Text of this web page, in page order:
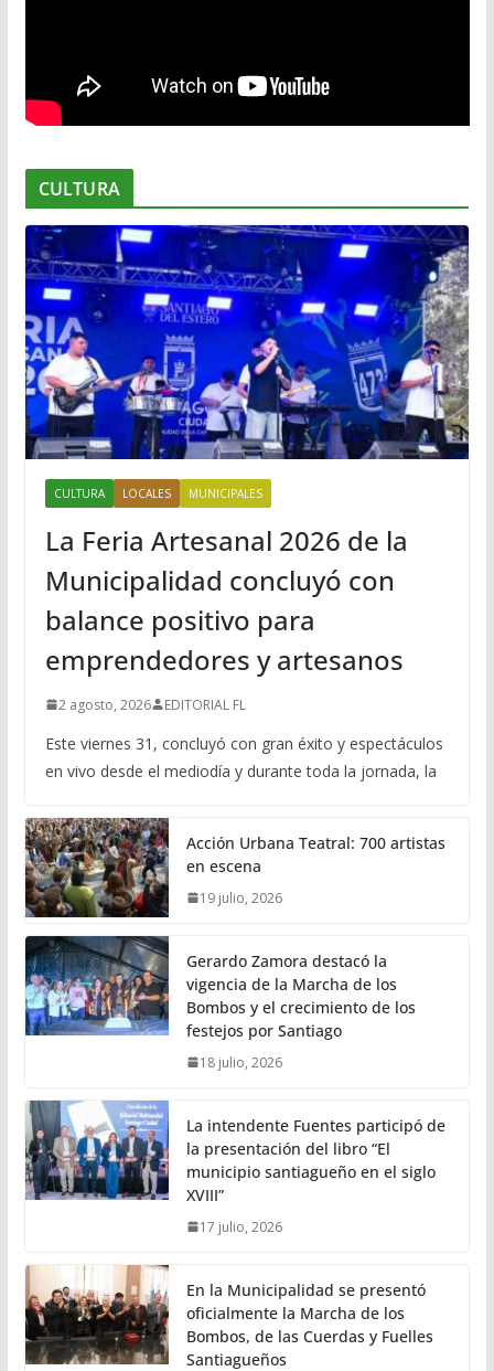
CULTURA
CULTURA LOCALES MUNICIPALES
La Feria Artesanal 2026 de la
Municipalidad concluyó con
balance positivo para
emprendedores y artesanos
2 agosto, 2026 EDITORIAL FL
Este viernes 31, concluyó con gran éxito y espectáculos
en vivo desde el mediodía y durante toda la jornada, la
Acción Urbana Teatral: 700 artistas
en escena
19 julio, 2026
Gerardo Zamora destacó la
vigencia de la Marcha de los
Bombos y el crecimiento de los
festejos por Santiago
18 julio, 2026
La intendente Fuentes participó de
la presentación del libro “El
municipio santiagueño en el siglo
XVIII”
17 julio, 2026
En la Municipalidad se presentó
oficialmente la Marcha de los
Bombos, de las Cuerdas y Fuelles
Santiagueños